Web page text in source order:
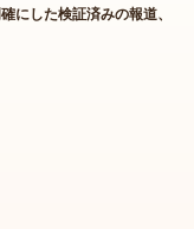
にした検証済みの報道、